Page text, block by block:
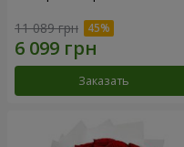
11 089 грн
Заказать